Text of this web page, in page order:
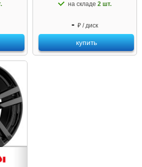
на складе 2 шт.
- ₽ / диск
купить